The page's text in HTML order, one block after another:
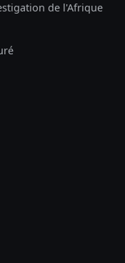
de l'Afrique